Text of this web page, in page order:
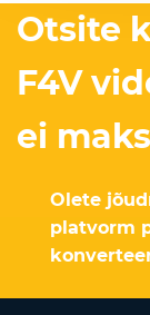
Otsite
F4V
ei
Olete
platvorm